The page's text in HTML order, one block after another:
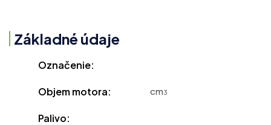
Základné údaje
Označenie:
Objem motora: cm3
Palivo: